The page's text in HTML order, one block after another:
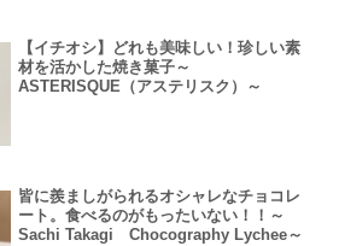
【イチオシ】どれも美味しい！珍しい素
材を活かした焼き菓子～
ASTERISQUE（アステリスク）～
皆に羨ましがられるオシャレなチョコレ
ート。食べるのがもったいない！！～
Sachi Takagi Chocography Lychee～